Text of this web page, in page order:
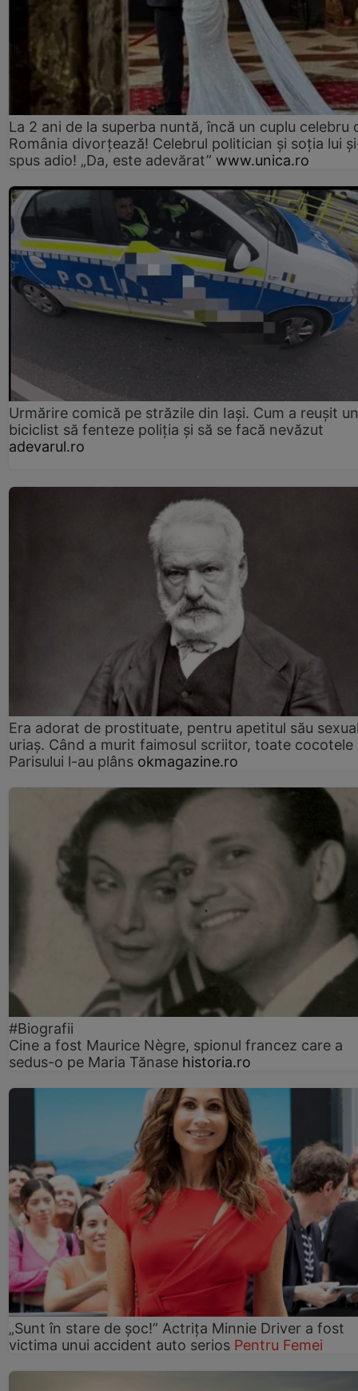
La 2 ani de la superba nuntă, încă un cuplu celebru
România divorțează! Celebrul politician și soția lui
spus adio! „Da, este adevărat” www.unica.ro
Urmărire comică pe străzile din Iași. Cum a reușit un
biciclist să fenteze poliția și să se facă nevăzut
adevarul.ro
Era adorat de prostituate, pentru apetitul său
uriaș. Când a murit faimosul scriitor, toate cocotele
Parisului l-au plâns okmagazine.ro
#Biografii
Cine a fost Maurice Nègre, spionul francez care a
sedus-o pe Maria Tănase historia.ro
„Sunt în stare de șoc!” Actrița Minnie Driver a fost
victima unui accident auto serios Pentru Femei